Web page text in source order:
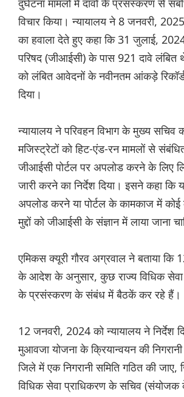
दुर्घटना मामलों में दावों के प्रसंस्करण से
विचार किया। न्यायालय ने 8 जनवरी,
का हवाला देते हुए कहा कि 31 जुलाई,
परिषद (जीआईसी) के पास 921 दावे
को लंबित आवेदनों के नवीनतम आंकड़े
दिया।
न्यायालय ने परिवहन विभाग के मुख्य सचिव
मजिस्ट्रेटों को हिट-एंड-रन मामलों से
जीआईसी पोर्टल पर अपलोड करने के लिए
जारी करने का निर्देश दिया। इसने कहा कि
अपलोड करने या पोर्टल के कामकाज में कोई
मुद्दों को जीआईसी के संज्ञान में लाया जाना
एमिकस क्यूरी गौरव अग्रवाल ने बताया कि
के आदेश के अनुसार, कुछ राज्य विधिक सेवा
के प्रसंस्करण के संबंध में बैठकें कर रहे हैं।
12 जनवरी, 2024 को न्यायालय ने निर्देश
मुआवजा योजना के क्रियान्वयन की
जिले में एक निगरानी समिति गठित की जाए,
विधिक सेवा प्राधिकरण के सचिव